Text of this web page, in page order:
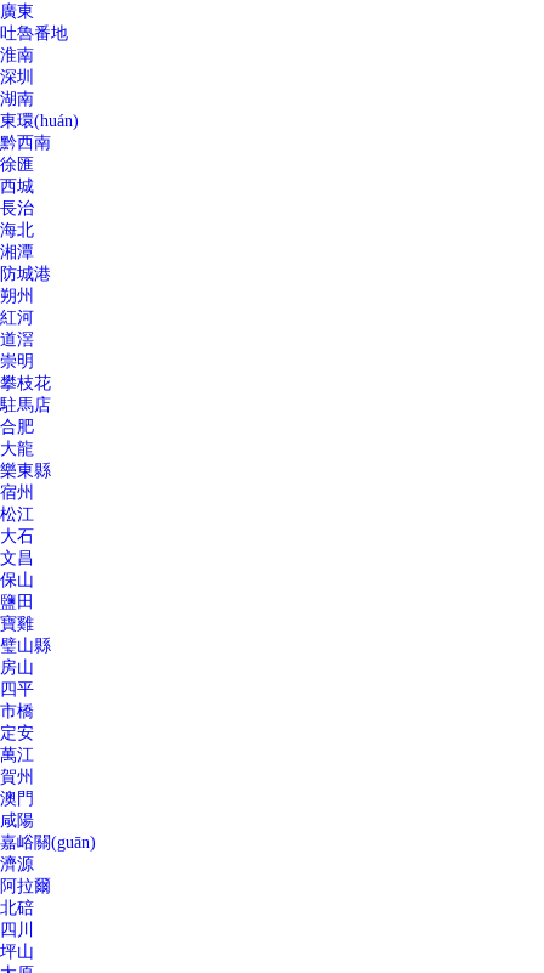
廣東
吐魯番地
淮南
深圳
湖南
東環(huán)
黔西南
徐匯
西城
長治
海北
湘潭
防城港
朔州
紅河
道滘
崇明
攀枝花
駐馬店
合肥
大龍
樂東縣
宿州
松江
大石
文昌
保山
鹽田
寶雞
璧山縣
房山
四平
市橋
定安
萬江
賀州
澳門
咸陽
嘉峪關(guān)
濟源
阿拉爾
北碚
四川
坪山